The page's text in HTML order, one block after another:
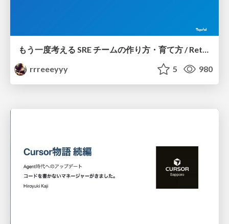
もう一度考える SRE チームの作り方・育て方 / Rethinking SRE #1: Building and Growing SRE Teams
rrreeeyyy
5 980